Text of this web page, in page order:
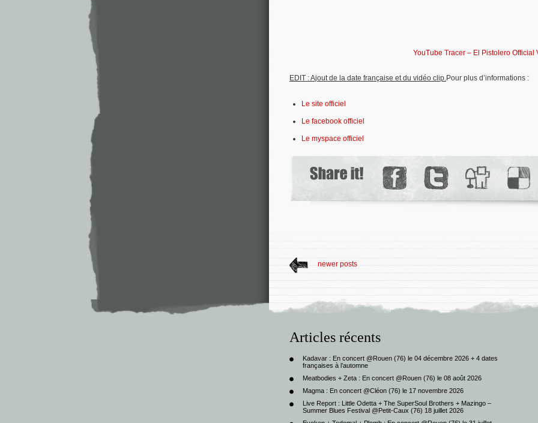
YouTube Tracer – El Pistolero Official
EDIT : Ajout de la date française et du vidéo clip.Pour plus d’informations :
Le site officiel
Le facebook officiel
Le myspace officiel
newer posts
Articles récents
Kadavar : En concert @Rouen (76) le 04 décembre 2026 + 4 dates
françaises à l’automne
Meatbodies + Zeta : En concert @Rouen (76) le 08 août 2026
Magma : En concert @Cléon (76) le 17 novembre 2026
Live Report : Little Odetta + The SuperSoul Brothers + Mazingo –
Summer Blues Festival @Petit-Caux (76) 18 juillet 2026